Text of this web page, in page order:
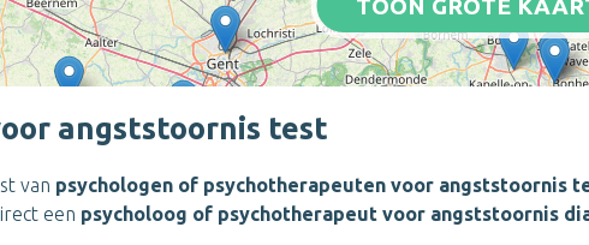
TOON GROTE
angststoornis test
van psychologen of psychotherapeuten voor angststoornis
een psycholoog of psychotherapeut voor angststoornis